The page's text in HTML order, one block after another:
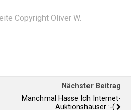
Copyright Oliver W.
Nächster Beitrag
Manchmal Hasse Ich Internet-
Auktionshäuser :-(